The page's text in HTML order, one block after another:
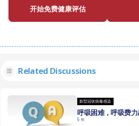
开始免费健康评估
Related Discussions
新型冠状病毒感染
呼吸困难，呼吸费
5 年